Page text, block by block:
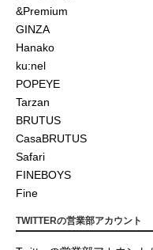
&Premium
GINZA
Hanako
ku:nel
POPEYE
Tarzan
BRUTUS
CasaBRUTUS
Safari
FINEBOYS
Fine
TWITTERの営業部アカウント